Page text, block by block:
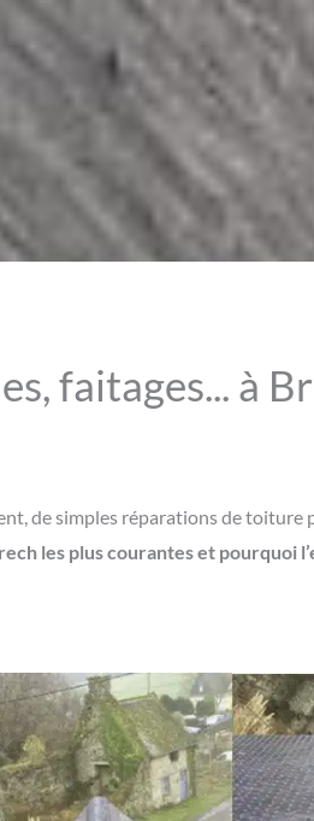
faitages... à
de simples réparations de toiture
les plus courantes et pourquoi